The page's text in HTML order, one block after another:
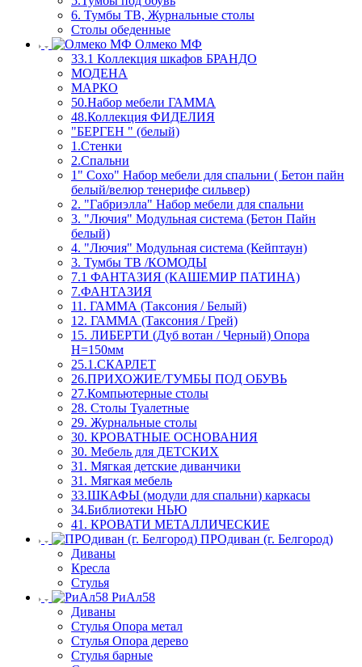
6. Тумбы ТВ, Журнальные столы
Столы обеденные
Олмеко МФ
33.1 Коллекция шкафов БРАНДО
МОДЕНА
МАРКО
50.Набор мебели ГАММА
48.Коллекция ФИДЕЛИЯ
"БЕРГЕН " (белый)
1.Стенки
2.Спальни
1" Сохо" Набор мебели для спальни ( Бетон пайн
белый/велюр тенерифе сильвер)
2. "Габриэлла" Набор мебели для спальни
3. "Лючия" Модульная система (Бетон Пайн
белый)
4. "Лючия" Модульная система (Кейптаун)
3. Тумбы ТВ /КОМОДЫ
7.1 ФАНТАЗИЯ (КАШЕМИР ПАТИНА)
7.ФАНТАЗИЯ
11. ГАММА (Таксония / Белый)
12. ГАММА (Таксония / Грей)
15. ЛИБЕРТИ (Дуб вотан / Черный) Опора
Н=150мм
25.1.СКАРЛЕТ
26.ПРИХОЖИЕ/ТУМБЫ ПОД ОБУВЬ
27.Компьютерные столы
28. Столы Туалетные
29. Журнальные столы
30. КРОВАТНЫЕ ОСНОВАНИЯ
30. Мебель для ДЕТСКИХ
31. Мягкая детские диванчики
31. Мягкая мебель
33.ШКАФЫ (модули для спальни) каркасы
34.Библиотеки НЬЮ
41. КРОВАТИ МЕТАЛЛИЧЕСКИЕ
ПРОдиван (г. Белгород)
Диваны
Кресла
Стулья
РиАл58
Диваны
Стулья Опора метал
Стулья Опора дерево
Стулья барные